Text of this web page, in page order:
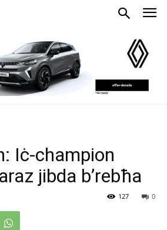
Iċ-champion
jibda b’rebħa
0
127